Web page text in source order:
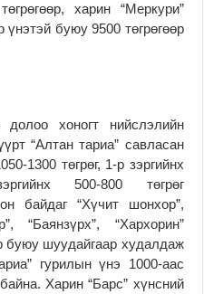
харин “Меркури”
буюу 9500 төгрөгөөр
хоногт нийслэлийн
“Алтан тариа” савласан
1300 төгрөг, 1-р зэргийнх
500-800 төгрөг
байдаг “Хүчит шонхор”,
“Баянзүрх”, “Хархорин”
буюу шуудайгаар худалдаж
гурилын үнэ 1000-аас
Харин “Барс” хүнсний